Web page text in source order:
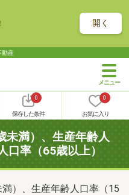
開く
動産
0
保存した条件
0
お気に入り
未満）、生産年齢人
口率（65歳以上）
）、生産年齢人口率（15